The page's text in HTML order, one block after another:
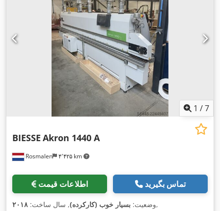
1 /7
Rosmalen ۴٬۴۲۵ km
BIESSE Akron 1440 A
اطلاعات قیمت تماس بگیرید
وضعیت: بسیار خوب (کارکرده), سال ساخت: ۲۰۱۸ ,